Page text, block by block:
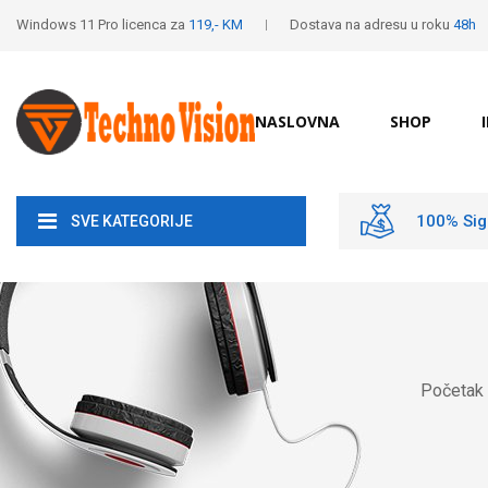
Windows 11 Pro licenca za 119,- KM Dostava na adresu u roku 48h
NASLOVNA SHOP
SVE KATEGORIJE 100%
Početak